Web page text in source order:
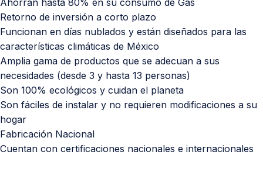
Retorno de inversión a corto plazo
Funcionan en días nublados y están diseñados para las
características climáticas de México
Amplia gama de productos que se adecuan a sus
necesidades (desde 3 y hasta 13 personas)
Son 100% ecológicos y cuidan el planeta
Son fáciles de instalar y no requieren modificaciones a su
hogar
Fabricación Nacional
Cuentan con certificaciones nacionales e internacionales